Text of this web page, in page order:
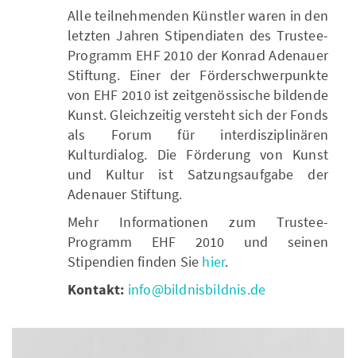
Alle teilnehmenden Künstler waren in den
letzten Jahren Stipendiaten des Trustee-
Programm EHF 2010 der Konrad Adenauer
Stiftung. Einer der Förderschwerpunkte
von EHF 2010 ist zeitgenössische bildende
Kunst. Gleichzeitig versteht sich der Fonds
als Forum für interdisziplinären
Kulturdialog. Die Förderung von Kunst
und Kultur ist Satzungsaufgabe der
Adenauer Stiftung.
Mehr Informationen zum Trustee-
Programm EHF 2010 und seinen
Stipendien finden Sie hier.
Kontakt: info@bildnisbildnis.de